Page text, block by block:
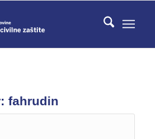
fahrudin